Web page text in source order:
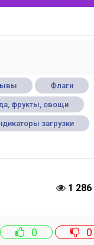
Флаги
фрукты, овощи
загрузки
1 286
0 0